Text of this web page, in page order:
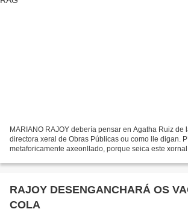
MARIANO RAJOY debería pensar en Agatha Ruiz de
directora xeral de Obras Públicas ou como lle digan.
metaforicamente axeonllado, porque seica este
RAJOY DESENGANCHARÁ OS
COLA